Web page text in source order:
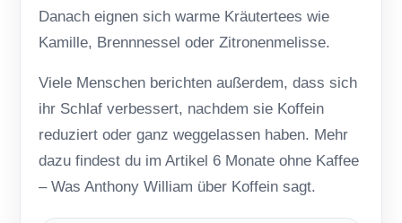
Danach eignen sich warme Kräutertees wie
Kamille, Brennnessel oder Zitronenmelisse.
Viele Menschen berichten außerdem, dass sich
ihr Schlaf verbessert, nachdem sie Koffein
reduziert oder ganz weggelassen haben. Mehr
dazu findest du im Artikel 6 Monate ohne Kaffee
– Was Anthony William über Koffein sagt.